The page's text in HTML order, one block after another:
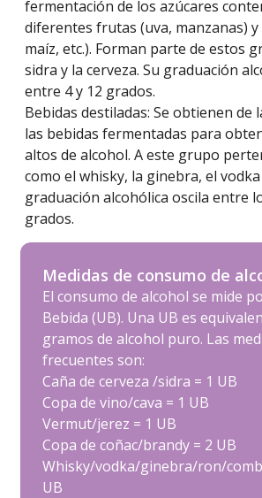
fermentación de los azúcares
diferentes frutas (uva, manzanas) y
maíz, etc.). Forman parte de estos
sidra y la cerveza. Su graduación
entre 4 y 12 grados.
Bebidas destiladas: Se obtienen de
las bebidas fermentadas para
altos de alcohol. A este grupo
como el whisky, la ginebra, el
graduación alcohólica oscila entre
grados.
Medidas de consumo de
El consumo de alcohol se mide
Bebida (UB). Una UB es
gramos de alcohol puro. Las
frecuentes son:
Caña de cerveza /sidra = 1 UB
Copa de vino/cava = 1 UB
Vermut/jerez = 1 UB
Copa de coñac/brandy = 2 UB
Whisky/vodka/ginebra/ron/
UB